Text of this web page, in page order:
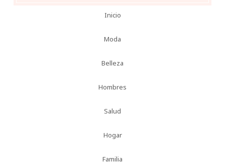
Inicio
Moda
Belleza
Hombres
Salud
Hogar
Familia